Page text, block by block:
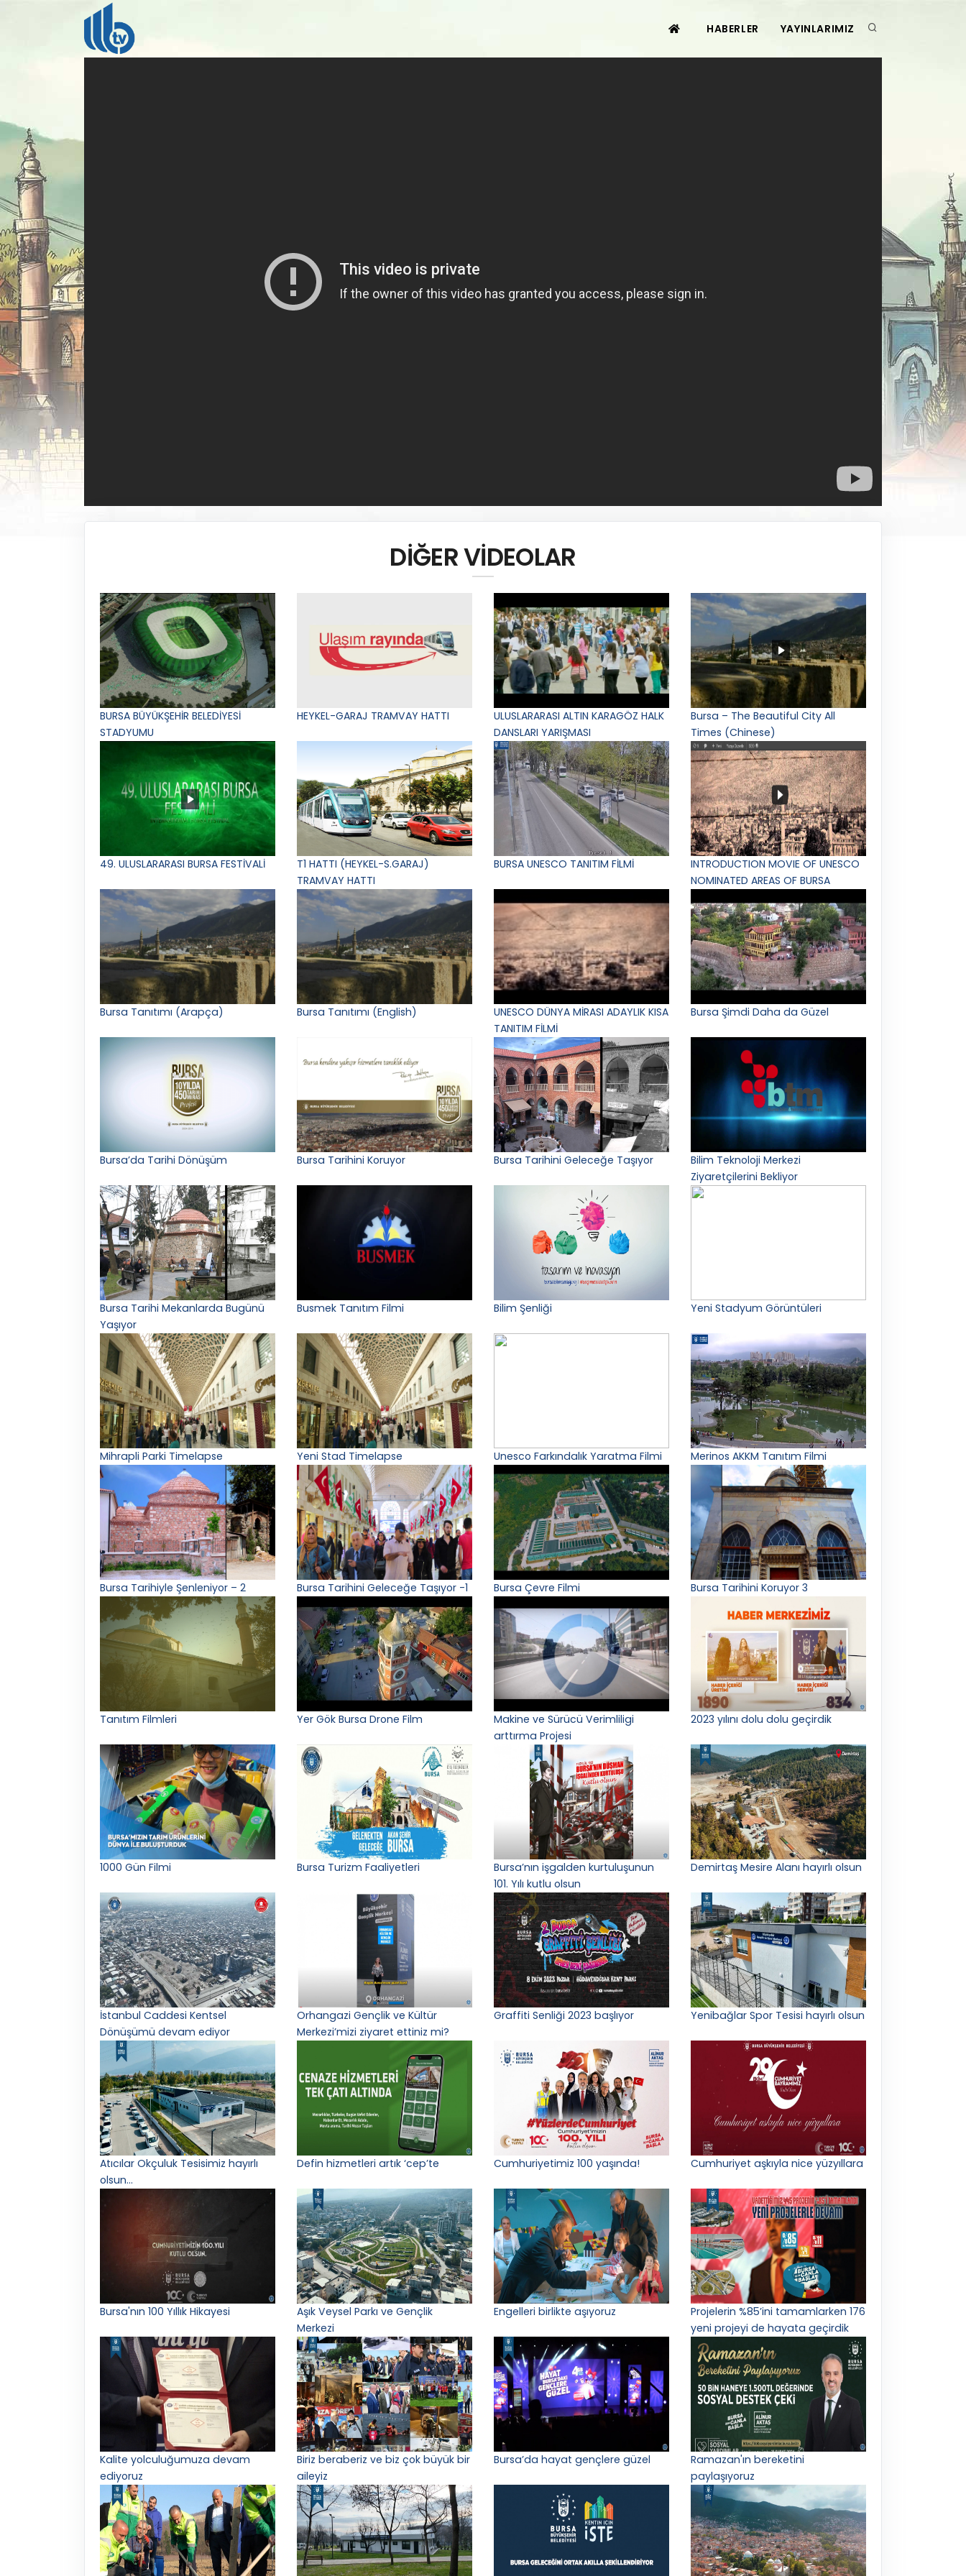
HABERLER YAYINLARIMIZ
DİĞER VİDEOLAR
BURSA BÜYÜKŞEHİR BELEDİYESİ
STADYUMU
HEYKEL-GARAJ TRAMVAY HATTI
ULUSLARARASI ALTIN KARAGÖZ HALK
DANSLARI YARIŞMASI
Bursa – The Beautiful City All
Times (Chinese)
49. ULUSLARARASI BURSA FESTİVALİ
T1 HATTI (HEYKEL-S.GARAJ)
TRAMVAY HATTI
BURSA UNESCO TANITIM FİLMİ
INTRODUCTION MOVIE OF UNESCO
NOMINATED AREAS OF BURSA
Bursa Tanıtımı (Arapça) Bursa Tanıtımı (English)
UNESCO DÜNYA MİRASI ADAYLIK KISA
TANITIM FİLMİ
Bursa Şimdi Daha da Güzel
Bursa’da Tarihi Dönüşüm Bursa Tarihini Koruyor Bursa Tarihini Geleceğe Taşıyor
Bilim Teknoloji Merkezi
Ziyaretçilerini Bekliyor
Bursa Tarihi Mekanlarda Bugünü
Yaşıyor
Busmek Tanıtım Filmi Bilim Şenliği Yeni Stadyum Görüntüleri
Mihrapli Parki Timelapse Yeni Stad Timelapse Unesco Farkındalık Yaratma Filmi Merinos AKKM Tanıtım Filmi
Bursa Tarihiyle Şenleniyor – 2 Bursa Tarihini Geleceğe Taşıyor -1 Bursa Çevre Filmi Bursa Tarihini Koruyor 3
Tanıtım Filmleri Yer Gök Bursa Drone Film
Makine ve Sürücü Verimliligi
arttırma Projesi
2023 yılını dolu dolu geçirdik
1000 Gün Filmi Bursa Turizm Faaliyetleri
Bursa’nın işgalden kurtuluşunun
101. Yılı kutlu olsun
Demirtaş Mesire Alanı hayırlı olsun
İstanbul Caddesi Kentsel
Dönüşümü devam ediyor
Orhangazi Gençlik ve Kültür
Merkezi’mizi ziyaret ettiniz mi?
Graffiti Senliği 2023 başlıyor Yenibağlar Spor Tesisi hayırlı olsun
Atıcılar Okçuluk Tesisimiz hayırlı
olsun...
Defin hizmetleri artık ‘cep’te Cumhuriyetimiz 100 yaşında! Cumhuriyet aşkıyla nice yüzyıllara
Bursa'nın 100 Yıllık Hikayesi
Aşık Veysel Parkı ve Gençlik
Merkezi
Engelleri birlikte aşıyoruz
Projelerin %85’ini tamamlarken 176
yeni projeyi de hayata geçirdik
Kalite yolculuğumuza devam
ediyoruz
Biriz beraberiz ve biz çok büyük bir
aileyiz
Bursa’da hayat gençlere güzel
Ramazan'ın bereketini
paylaşıyoruz